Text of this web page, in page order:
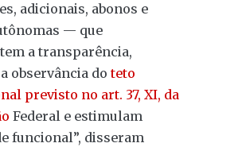
adicionais, abonos e
— que
a transparência,
observância do teto
previsto no art. 37, XI, da
Federal e estimulam
funcional”, disseram